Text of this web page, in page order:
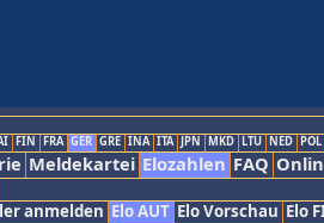
FIN FRA GER GRE INA ITA JPN MKD LTU NED POL
Meldekartei Elozahlen FAQ
anmelden Elo AUT Elo Vorschau Elo